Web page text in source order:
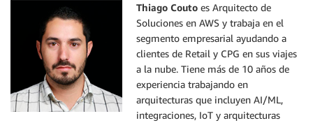
Thiago Couto es Arquitecto de
Soluciones en AWS y trabaja en el
segmento empresarial ayudando a
clientes de Retail y CPG en sus viajes
a la nube. Tiene más de 10 años de
experiencia trabajando en
arquitecturas que incluyen AI/ML,
integraciones, IoT y arquitecturas